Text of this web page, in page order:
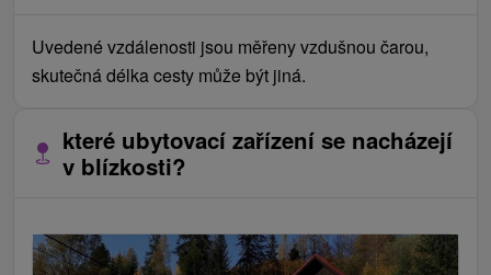
Uvedené vzdálenosti jsou měřeny vzdušnou čarou,
skutečná délka cesty může být jiná.
které ubytovací zařízení se nacházejí
v blízkosti?